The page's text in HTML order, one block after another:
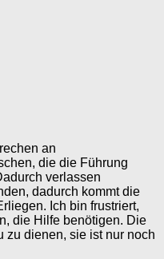
an
die die Führung
verlassen
dadurch kommt die
Ich bin frustriert,
die Hilfe benötigen. Die
zu dienen, sie ist nur noch